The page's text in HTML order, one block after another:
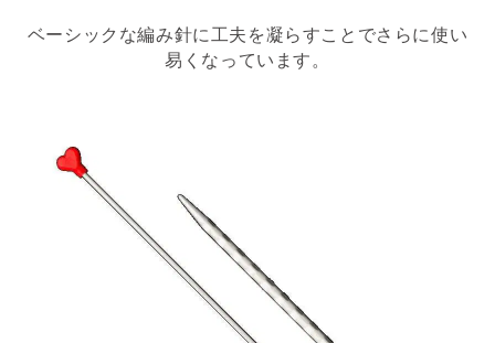
ベーシックな編み針に工夫を凝らすことでさらに使い
易くなっています。